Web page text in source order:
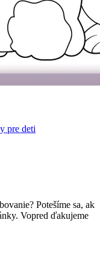
Potešíme sa, ak
Vopred ďakujeme